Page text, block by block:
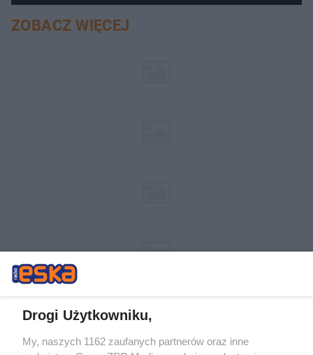
karnymi
ZOBACZ WIĘCEJ
Drogi Użytkowniku,
My, naszych 1162 zaufanych partnerów oraz inne